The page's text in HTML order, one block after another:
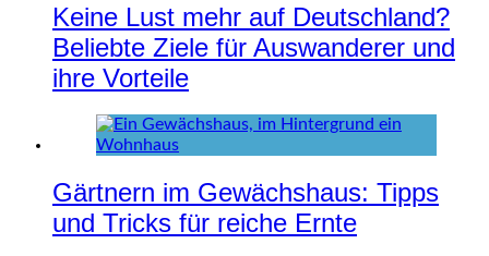
Keine Lust mehr auf Deutschland?
Beliebte Ziele für Auswanderer und
ihre Vorteile
Gärtnern im Gewächshaus: Tipps
und Tricks für reiche Ernte